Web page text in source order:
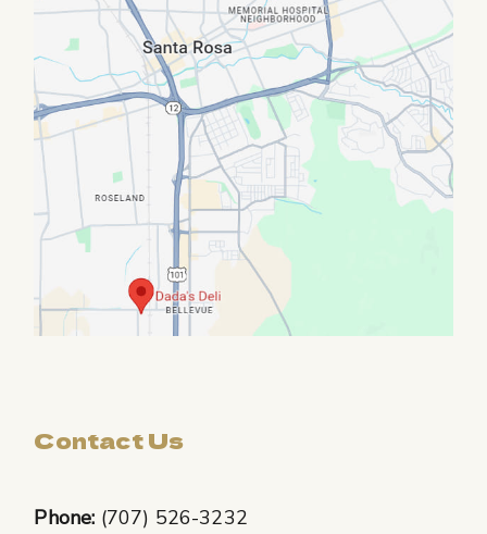
Contact Us
Phone: (707) 526-3232